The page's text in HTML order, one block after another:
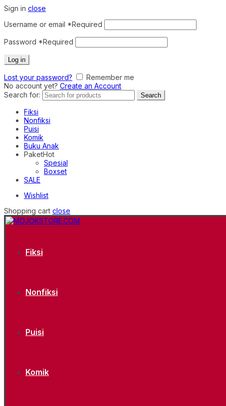
Sign in close
Username or email *Required
Password *Required
Log in
Lost your password?
Remember me
No account yet? Create an Account
Search for:
Search
Fiksi
Nonfiksi
Puisi
Komik
Buku Anak
PaketHot
Spesial
Boxset
SALE
Wishlist
Shopping cart close
Fiksi
Nonfiksi
Puisi
Komik